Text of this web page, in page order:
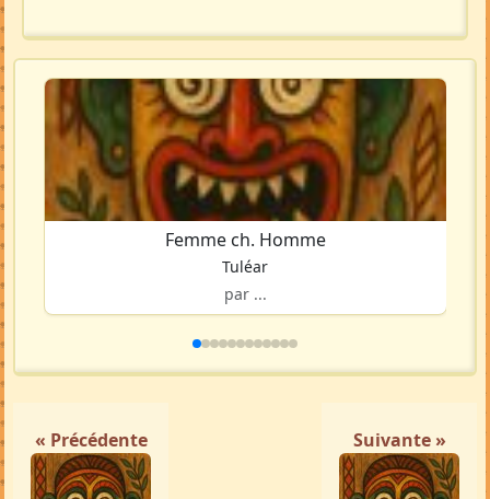
Femme ch. Homme
Tuléar
par ...
« Précédente Suivante »